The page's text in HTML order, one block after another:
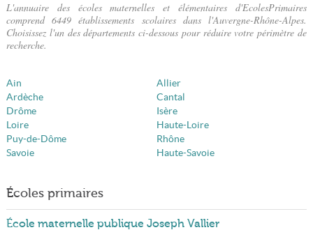
L'annuaire des écoles maternelles et élémentaires d'EcolesPrimaires
comprend 6449 établissements scolaires dans l'Auvergne-Rhône-Alpes.
Choisissez l'un des départements ci-dessous pour réduire votre périmètre de
recherche.
Ain
Allier
Ardèche
Cantal
Drôme
Isère
Loire
Haute-Loire
Puy-de-Dôme
Rhône
Savoie
Haute-Savoie
Écoles primaires
École maternelle publique Joseph Vallier